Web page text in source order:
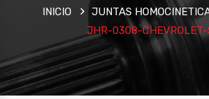
INICIO
JUNTAS
JHR-0308-CHEVROLET-